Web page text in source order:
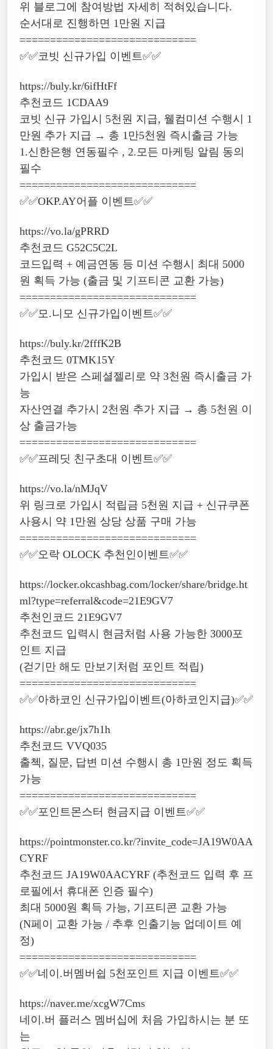
위 블로그에 참여방법 자세히 적혀있습니다.
순서대로 진행하면 1만원 지급
=============================
✅✅코빗 신규가입 이벤트✅✅
https://buly.kr/6ifHtFf
추천코드 1CDAA9
코빗 신규 가입시 5천원 지급, 웰컴미션 수행시 1
만원 추가 지급 → 총 1만5천원 즉시출금 가능
1.신한은행 연동필수 , 2.모든 마케팅 알림 동의
필수
=============================
✅✅OKP.AY어플 이벤트✅✅
https://vo.la/gPRRD
추천코드 G52C5C2L
코드입력 + 예금연동 등 미션 수행시 최대 5000
원 획득 가능 (출금 및 기프티콘 교환 가능)
=============================
✅✅모.니모 신규가입이벤트✅✅
https://buly.kr/2fffK2B
추천코드 0TMK15Y
가입시 받은 스페셜젤리로 약 3천원 즉시출금 가
능
자산연결 추가시 2천원 추가 지급 → 총 5천원 이
상 출금가능
=============================
✅✅프레딧 친구초대 이벤트✅✅
https://vo.la/nMJqV
위 링크로 가입시 적립금 5천원 지급 + 신규쿠폰
사용시 약 1만원 상당 상품 구매 가능
=============================
✅✅오락 OLOCK 추천인이벤트✅✅
https://locker.okcashbag.com/locker/share/bridge.ht
ml?type=referral&code=21E9GV7
추천인코드 21E9GV7
추천코드 입력시 현금처럼 사용 가능한 3000포
인트 지급
(걷기만 해도 만보기처럼 포인트 적립)
=============================
✅✅아하코인 신규가입이벤트(아하코인지급)✅✅
https://abr.ge/jx7h1h
추천코드 VVQ035
출첵, 질문, 답변 미션 수행시 총 1만원 정도 획득
가능
=============================
✅✅포인트몬스터 현금지급 이벤트✅✅
https://pointmonster.co.kr/?invite_code=JA19W0AA
CYRF
추천코드 JA19W0AACYRF (추천코드 입력 후 프
로필에서 휴대폰 인증 필수)
최대 5000원 획득 가능, 기프티콘 교환 가능
(N페이 교환 가능 / 추후 인출기능 업데이트 예
정)
=============================
✅✅네이.버멤버쉽 5천포인트 지급 이벤트✅✅
https://naver.me/xcgW7Cms
네이.버 플러스 멤버십에 처음 가입하시는 분 또
는